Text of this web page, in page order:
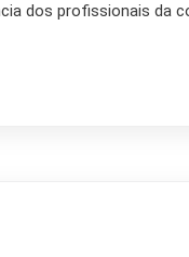
dos profissionais da